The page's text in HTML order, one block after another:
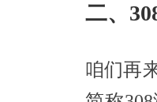
二、
咱们再